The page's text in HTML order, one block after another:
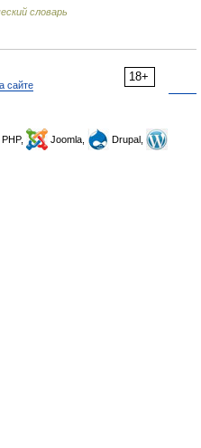
словарь
18+
сайте
Joomla,
Drupal,